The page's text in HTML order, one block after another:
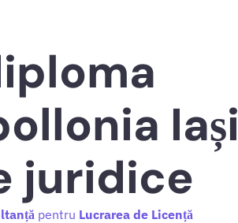
Iași
juridice
pentru Lucrarea de Licență